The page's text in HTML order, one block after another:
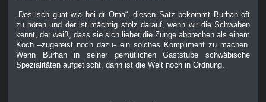
„Des isch guat wia bei dr Oma“, diesen Satz bekommt Burhan oft
zu hören und der ist mächtig stolz darauf, wenn wir die Schwaben
kennt, der weiß, dass sie sich lieber die Zunge abbrechen als einem
Koch –zugereist noch dazu- ein solches Kompliment zu machen.
Wenn Burhan in seiner gemütlichen Gaststube schwäbische
Spezialitäten aufgetischt, dann ist die Welt noch in Ordnung.